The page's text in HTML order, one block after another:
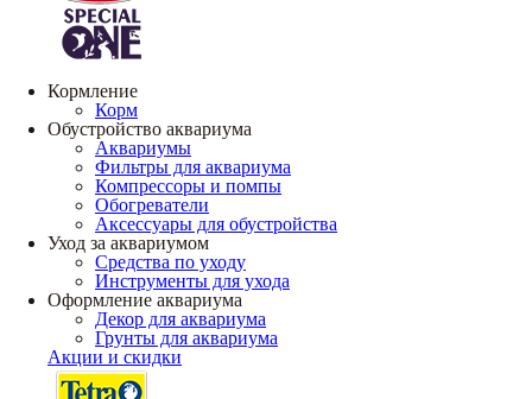
Кормление
Корм
Обустройство аквариума
Аквариумы
Фильтры для аквариума
Компрессоры и помпы
Обогреватели
Аксессуары для обустройства
Уход за аквариумом
Средства по уходу
Инструменты для ухода
Оформление аквариума
Декор для аквариума
Грунты для аквариума
Акции и скидки